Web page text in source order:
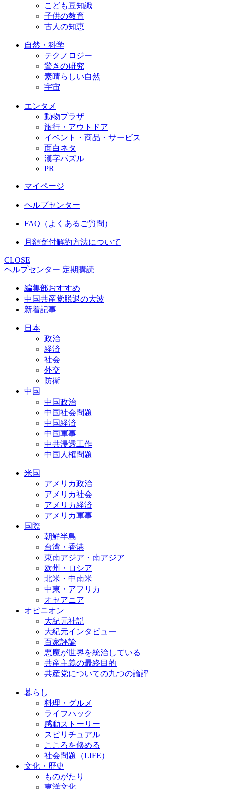
こども豆知識
子供の教育
古人の知恵
自然・科学
テクノロジー
驚きの研究
素晴らしい自然
宇宙
エンタメ
動物プラザ
旅行・アウトドア
イベント・商品・サービス
面白ネタ
漢字パズル
PR
マイページ
ヘルプセンター
FAQ（よくあるご質問）
月額寄付解約方法について
CLOSE
ヘルプセンター 定期購読
編集部おすすめ
中国共産党脱退の大波
新着記事
日本
政治
経済
社会
外交
防衛
中国
中国政治
中国社会問題
中国経済
中国軍事
中共浸透工作
中国人権問題
米国
アメリカ政治
アメリカ社会
アメリカ経済
アメリカ軍事
国際
朝鮮半島
台湾・香港
東南アジア・南アジア
欧州・ロシア
北米・中南米
中東・アフリカ
オセアニア
オピニオン
大紀元社説
大紀元インタビュー
百家評論
悪魔が世界を統治している
共産主義の最終目的
共産党についての九つの論評
暮らし
料理・グルメ
ライフハック
感動ストーリー
スピリチュアル
こころを修める
社会問題（LIFE）
文化・歴史
ものがたり